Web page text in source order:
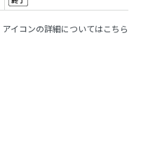
アイコンの詳細についてはこちら